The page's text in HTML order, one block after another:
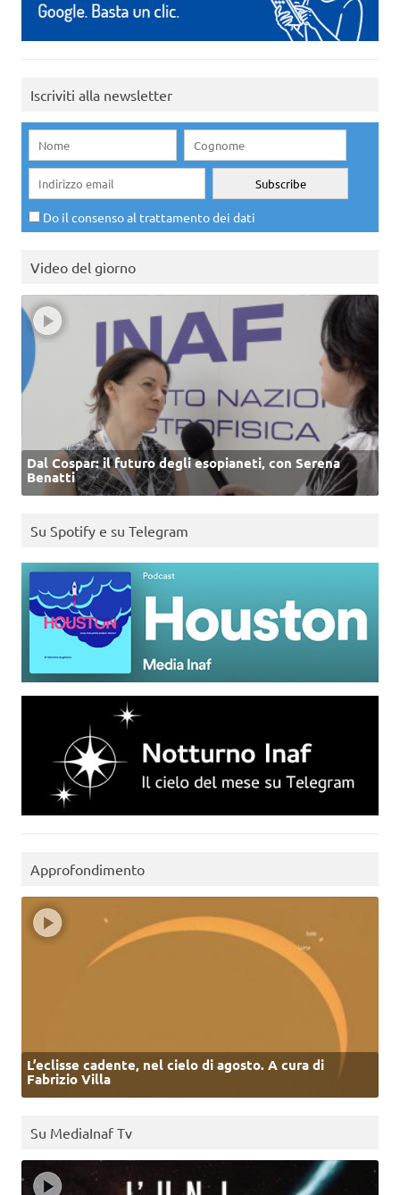
Iscriviti alla newsletter
Do il consenso al trattamento dei dati
Video del giorno
Dal Cospar: il futuro degli esopianeti, con Serena
Benatti
Su Spotify e su Telegram
Approfondimento
L’eclisse cadente, nel cielo di agosto. A cura di
Fabrizio Villa
Su MediaInaf Tv